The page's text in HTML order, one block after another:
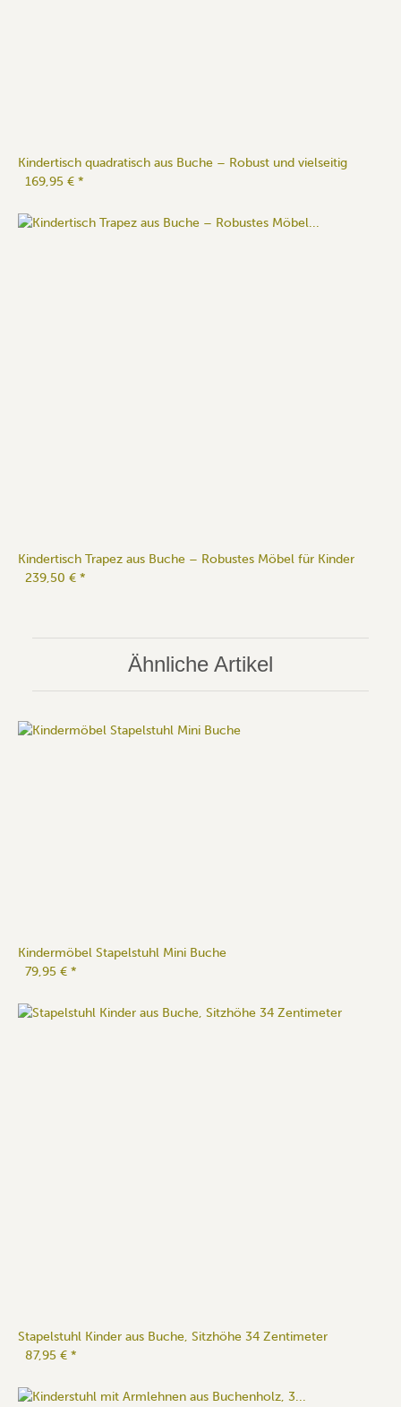
Kindertisch quadratisch aus Buche – Robust und vielseitig
169,95 € *
Kindertisch Trapez aus Buche – Robustes Möbel für Kinder
239,50 € *
Ähnliche Artikel
Kindermöbel Stapelstuhl Mini Buche
79,95 € *
Stapelstuhl Kinder aus Buche, Sitzhöhe 34 Zentimeter
87,95 € *